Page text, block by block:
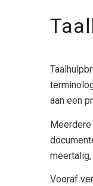
aan een
Vooraf